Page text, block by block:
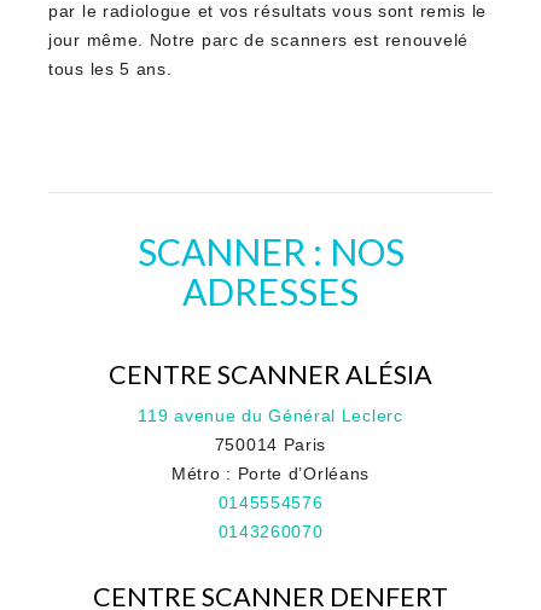
par le radiologue et vos résultats vous sont remis le
jour même. Notre parc de scanners est renouvelé
tous les 5 ans.
SCANNER : NOS
ADRESSES
CENTRE SCANNER ALÉSIA
119 avenue du Général Leclerc
750014 Paris
Métro : Porte d’Orléans
0145554576
0143260070
CENTRE SCANNER DENFERT